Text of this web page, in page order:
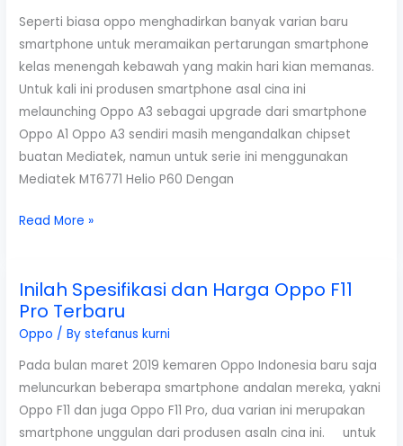
Seperti biasa oppo menghadirkan banyak varian baru
smartphone untuk meramaikan pertarungan smartphone
kelas menengah kebawah yang makin hari kian memanas.
Untuk kali ini produsen smartphone asal cina ini
melaunching Oppo A3 sebagai upgrade dari smartphone
Oppo A1 Oppo A3 sendiri masih mengandalkan chipset
buatan Mediatek, namun untuk serie ini menggunakan
Mediatek MT6771 Helio P60 Dengan
Ulasan
dan
Harga
Oppo
Read More »
Inilah Spesifikasi dan Harga Oppo F11
Pro Terbaru
Oppo / Bystefanus kurni
Pada bulan maret 2019 kemaren Oppo Indonesia baru saja
meluncurkan beberapa smartphone andalan mereka, yakni
Oppo F11 dan juga Oppo F11 Pro, dua varian ini merupakan
smartphone unggulan dari produsen asaln cina ini. untuk